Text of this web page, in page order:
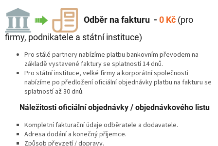
Odběr na fakturu - 0 Kč (pro
firmy, podnikatele a státní instituce)
Pro stálé partnery nabízíme platbu bankovním převodem na
základě vystavené faktury se splatností 14 dnů.
Pro státní instituce, velké firmy a korporátní společnosti
nabízíme po předložení oficiální objednávky platbu na fakturu se
splatností až 30 dnů.
Náležitosti oficiální objednávky / objednávkového listu
Kompletní fakturační údaje odběratele a dodavatele.
Adresa dodání a konečný příjemce.
Způsob převzetí / dopravy.